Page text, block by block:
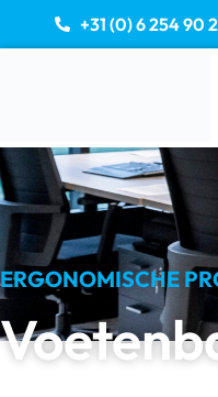
+31 (0) 6 254 90
ERGONOMISCHE